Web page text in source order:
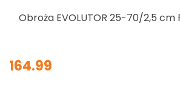
Obroża EVOLUTOR 25-70/2,5
164.99